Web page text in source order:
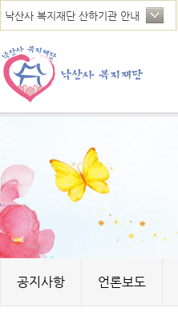
공지사항 언론보도